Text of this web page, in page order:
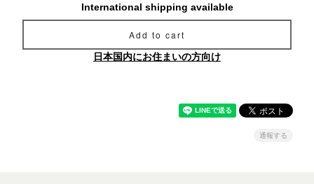
International shipping available
Add to cart
日本国内にお住まいの方向け
通報する